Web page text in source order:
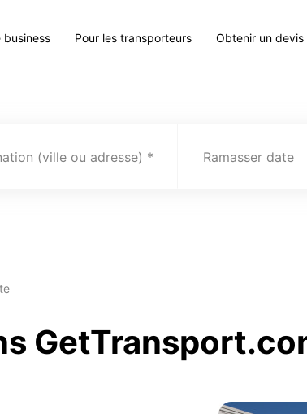
business Pour les transporteurs Obtenir un devis
(ville ou adresse) Ramasser date